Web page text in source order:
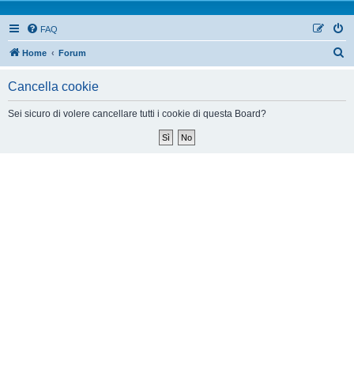
FAQ
Home Forum
Cancella cookie
Sei sicuro di volere cancellare tutti i cookie di questa Board?